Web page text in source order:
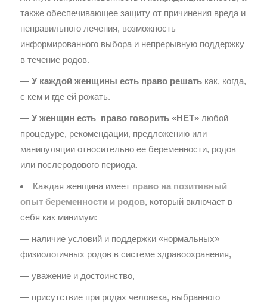
также обеспечивающее защиту от причинения вреда и
неправильного лечения, возможность
информированного выбора и непрерывную поддержку
в течение родов.
— У каждой женщины есть право решатькак, когда,
с кем и где ей рожать.
— У женщин есть право говорить «НЕТ»любой
процедуре, рекомендации, предложению или
манипуляции относительно ее беременности, родов
или послеродового периода.
Каждая женщина имеет право на позитивный
опыт беременности и родов, который включает в
себя как минимум:
— наличие условий и поддержки «нормальных»
физиологичных родов в системе здравоохранения,
— уважение и достоинство,
— присутствие при родах человека, выбранного